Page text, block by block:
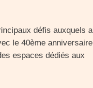
défis auxquels a
le 40ème anniversaire
espaces dédiés aux